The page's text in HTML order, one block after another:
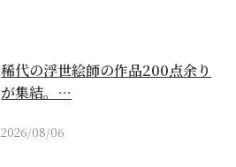
稀代の浮世絵師の作品200点余り
が集結。…
2026/08/06